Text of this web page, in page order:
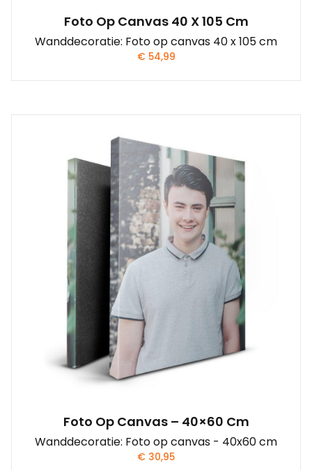
Foto Op Canvas 40 X 105 Cm
Wanddecoratie: Foto op canvas 40 x 105 cm
€54,99
Foto Op Canvas – 40×60 Cm
Wanddecoratie: Foto op canvas - 40x60 cm
€ 30,95